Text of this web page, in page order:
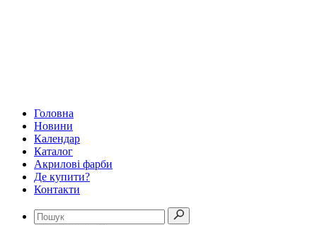
Головна
Новини
Календар
Каталог
Акрилові фарби
Де купити?
Контакти